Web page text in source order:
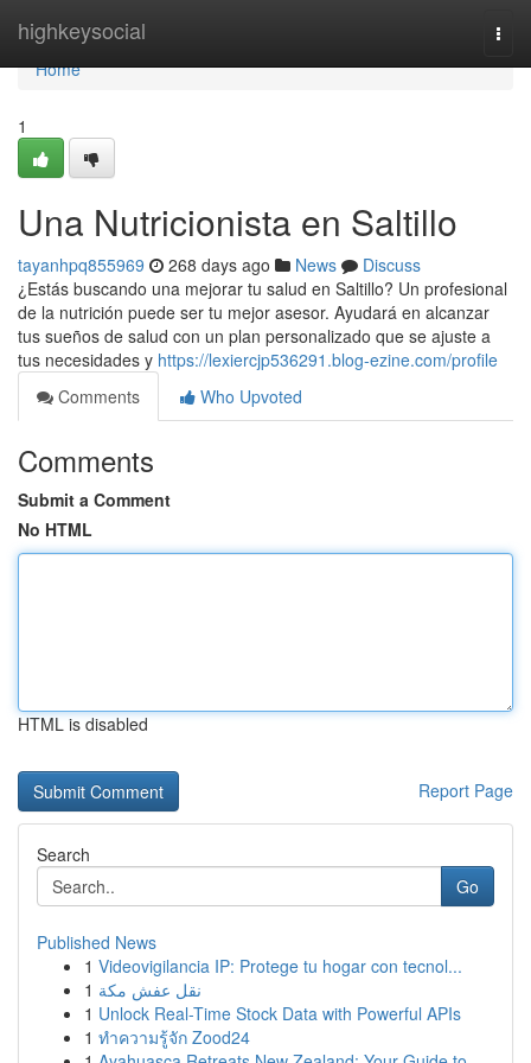
highkeysocial
Home
Home
1
Una Nutricionista en Saltillo
tayanhpq855969 268 days ago News
Discuss
¿Estás buscando una mejorar tu salud en Saltillo? Un profesional
de la nutrición puede ser tu mejor asesor. Ayudará en alcanzar
tus sueños de salud con un plan personalizado que se ajuste a
tus necesidades y https://lexiercjp536291.blog-ezine.com/profile
Comments
Who Upvoted
Comments
Submit a Comment
No HTML
HTML is disabled
Report Page
Search
Go
Published News
1 Videovigilancia IP: Protege tu hogar con tecnol...
1 نقل عفش مكة
1 Unlock Real-Time Stock Data with Powerful APIs
1 ทำความรู้จัก Zood24